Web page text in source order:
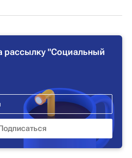
рассылку "Социальный